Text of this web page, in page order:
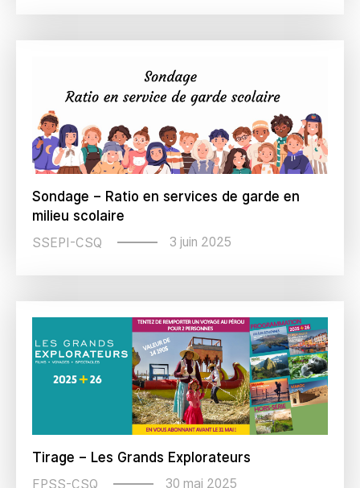
Sondage – Ratio en services de garde en
milieu scolaire
SSEPI-CSQ 3 juin 2025
Tirage – Les Grands Explorateurs
FPSS-CSQ 30 mai 2025